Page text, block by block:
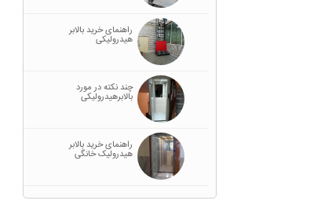
راهنمای خرید بالابر
هیدرولیکی
چند نکته در مورد
بالابرهیدرولیکی
راهنمای خرید بالابر
هیدرولیک خانگی